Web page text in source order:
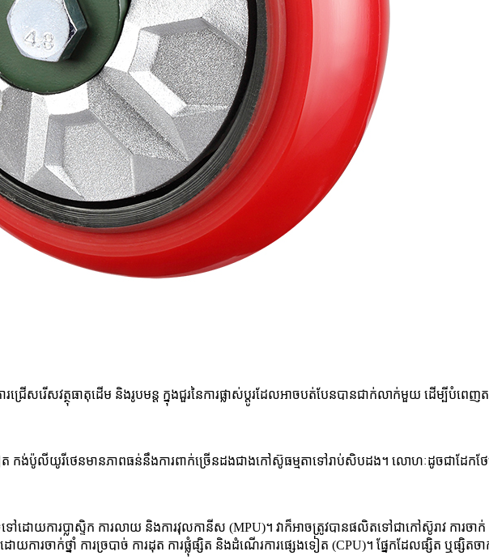
ជ្រើសរើស​វត្ថុធាតុដើម និង​រូបមន្ត ក្នុង​ជួរ​នៃ​ការ​ផ្លាស់ប្តូរ​ដែល​អាច​បត់បែន​បាន​ជាក់លាក់​មួយ ដើម្បី​បំព
កង់ប៉ូលីយូរីថេនមានភាពធន់នឹងការពាក់ច្រើនដងជាងកៅស៊ូធម្មតាទៅរាប់សិបដង។ លោហៈដូចជាដែកថែ
ារប្លាស្ទិក ការលាយ និងការវុលកានីស (MPU)។ វាក៏អាចត្រូវបានផលិតទៅជាកៅស៊ូរាវ ការចាក់ និង
ោយការចាក់ថ្នាំ ការច្របាច់ ការដុត ការផ្លុំផ្សិត និងដំណើរការផ្សេងទៀត (CPU)។ ផ្នែកដែលផ្សិត ឬផ្សិ